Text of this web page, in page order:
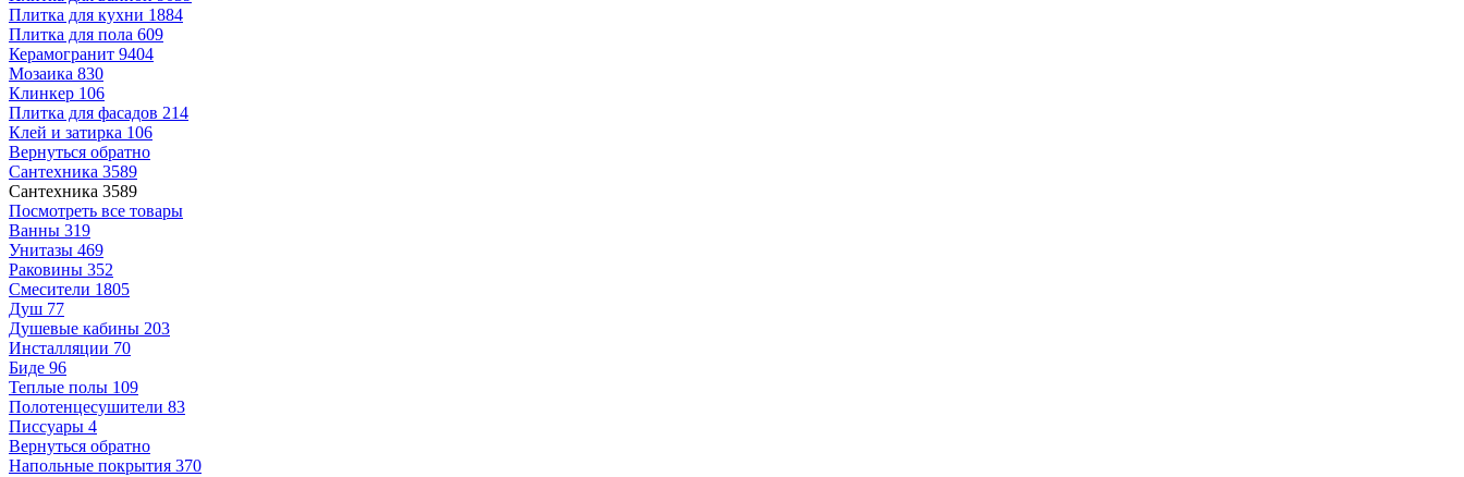
Плитка для кухни 1884
Плитка для пола 609
Керамогранит 9404
Мозаика 830
Клинкер 106
Плитка для фасадов 214
Клей и затирка 106
Вернуться обратно
Сантехника 3589
Сантехника 3589
Посмотреть все товары
Ванны 319
Унитазы 469
Раковины 352
Смесители 1805
Душ 77
Душевые кабины 203
Инсталляции 70
Биде 96
Теплые полы 109
Полотенцесушители 83
Писсуары 4
Вернуться обратно
Напольные покрытия 370